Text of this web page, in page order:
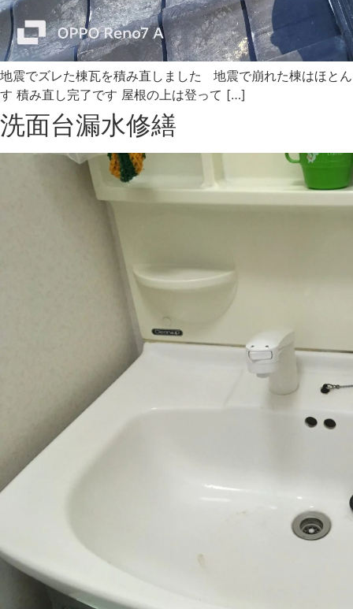
地震でズレた棟瓦を積み直しました 地震で崩れた棟はほと
す 積み直し完了です 屋根の上は登って […]
洗面台漏水修繕